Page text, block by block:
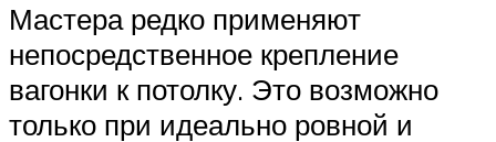
Мастера редко применяют
непосредственное крепление
вагонки к потолку. Это возможно
только при идеально ровной и